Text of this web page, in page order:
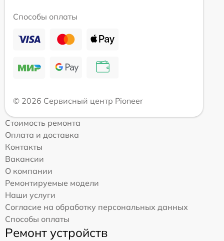
Способы оплаты
© 2026 Сервисный центр Pioneer
Стоимость ремонта
Оплата и доставка
Контакты
Вакансии
О компании
Ремонтируемые модели
Наши услуги
Согласие на обработку персональных данных
Способы оплаты
Ремонт устройств